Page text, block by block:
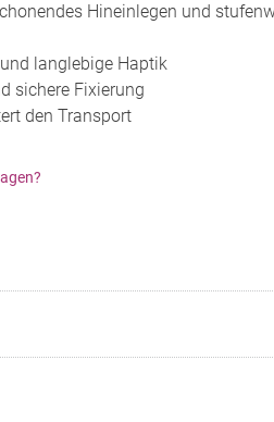
Hineinlegen und
langlebige Haptik
sichere Fixierung
den Transport